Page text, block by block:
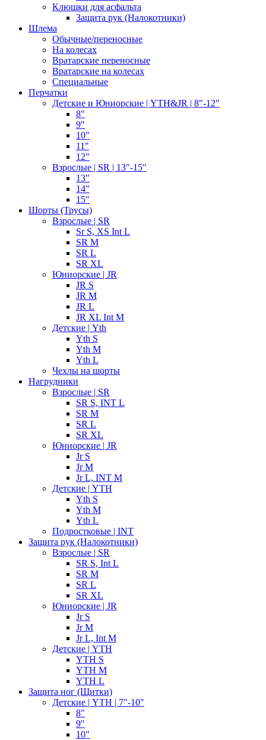
Клюшки для асфальта
Защита рук (Налокотники)
Шлема
Обычные/переносные
На колесах
Вратарские переносные
Вратарские на колесах
Специальные
Перчатки
Детские и Юниорские | YTH&JR | 8"-12"
8"
9"
10"
11"
12"
Взрослые | SR | 13"-15"
13"
14"
15"
Шорты (Трусы)
Взрослые | SR
Sr S, XS Int L
SR M
SR L
SR XL
Юниорские | JR
JR S
JR M
JR L
JR XL Int M
Детские | Yth
Yth S
Yth M
Yth L
Чехлы на шорты
Нагрудники
Взрослые | SR
SR S, INT L
SR M
SR L
SR XL
Юниорские | JR
Jr S
Jr M
Jr L, INT M
Детские | YTH
Yth S
Yth M
Yth L
Подростковые | INT
Защита рук (Налокотники)
Взрослые | SR
SR S, Int L
SR M
SR L
SR XL
Юниорские | JR
Jr S
Jr M
Jr L, Int M
Детские | YTH
YTH S
YTH M
YTH L
Защита ног (Щитки)
Детские | YTH | 7"-10"
8"
9"
10"